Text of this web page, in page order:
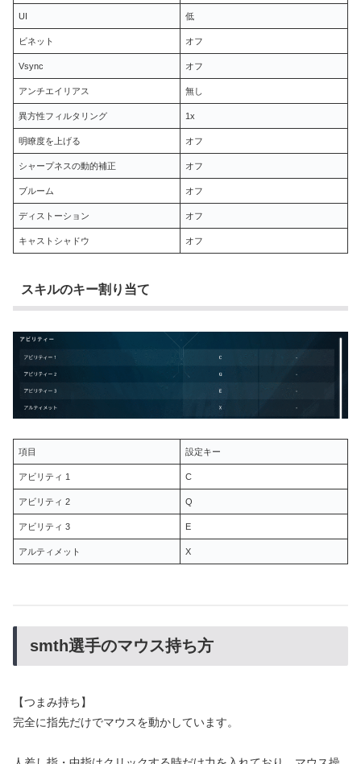
UI 低
ビネット オフ
Vsync オフ
アンチエイリアス 無し
異方性フィルタリング 1x
明瞭度を上げる オフ
シャープネスの動的補正 オフ
ブルーム オフ
ディストーション オフ
キャストシャドウ オフ
スキルのキー割り当て
項目 設定キー
アビリティ 1 C
アビリティ 2 Q
アビリティ 3 E
アルティメット X
smth選手のマウス持ち方
【つまみ持ち】
完全に指先だけでマウスを動かしています。